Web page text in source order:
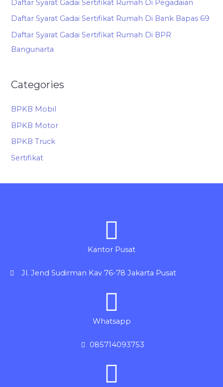
Daftar Syarat Gadai Sertifikat Rumah Di Pegadaian
Daftar Syarat Gadai Sertifikat Rumah Di Bank Bapas 69
Daftar Syarat Gadai Sertifikat Rumah Di BPR
Bangunarta
Categories
BPKB Mobil
BPKB Motor
BPKB Truck
Sertifikat
Kantor Pusat
Jl. Jend Sudirman Kav 76-78 Jakarta Pusat
Whatsapp
085714093753